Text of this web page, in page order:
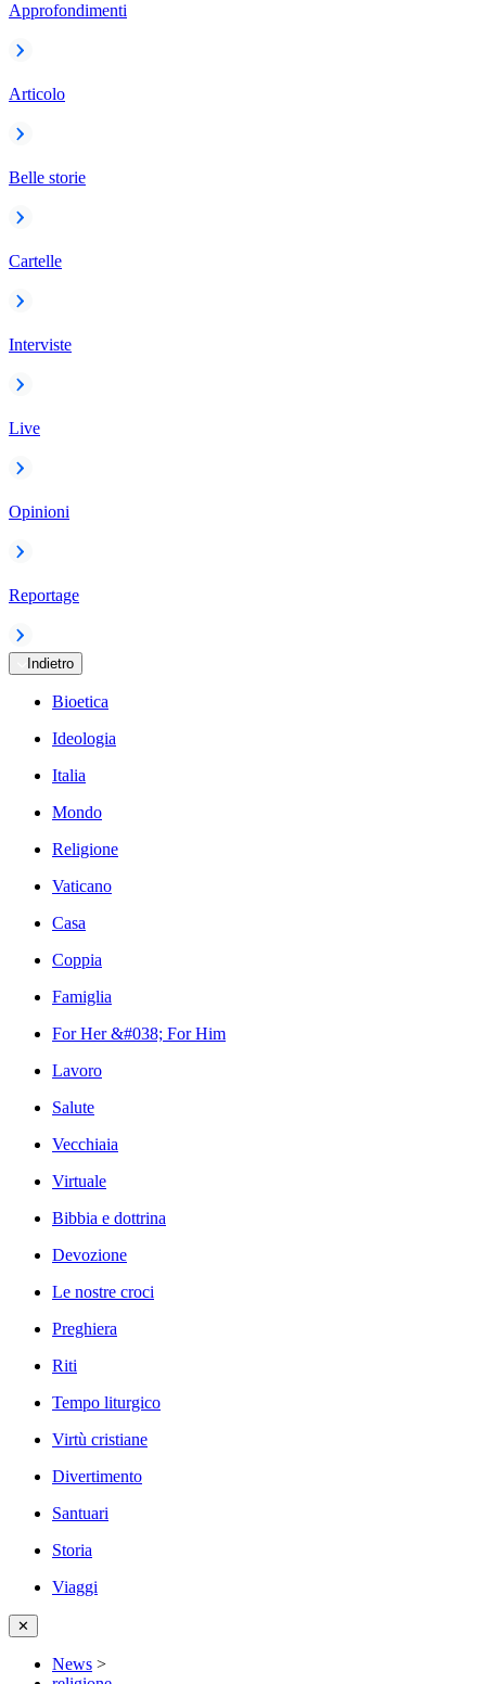
Approfondimenti
Articolo
Belle storie
Cartelle
Interviste
Live
Opinioni
Reportage
Indietro
Bioetica
Ideologia
Italia
Mondo
Religione
Vaticano
Casa
Coppia
Famiglia
For Her &#038; For Him
Lavoro
Salute
Vecchiaia
Virtuale
Bibbia e dottrina
Devozione
Le nostre croci
Preghiera
Riti
Tempo liturgico
Virtù cristiane
Divertimento
Santuari
Storia
Viaggi
✕
News >